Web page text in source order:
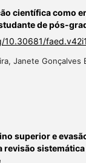
científica como
de pós-
10.30681/
Janete Gonçalves
superior e
revisão